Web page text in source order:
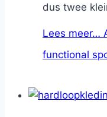
dus twee
Lees meer…
functional